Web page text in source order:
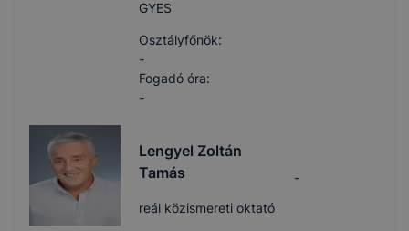
GYES
Osztályfőnök:
-
Fogadó óra:
-
Lengyel Zoltán
Tamás
reál közismereti oktató
-